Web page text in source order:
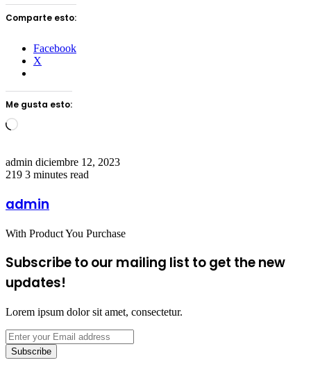
Comparte esto:
Facebook
X
Me gusta esto:
Loading…
admin Send
an
diciembre 12, 2023
219 3 minutes read
admin
With Product You Purchase
Subscribe to our mailing list to get the new
updates!
Lorem ipsum dolor sit amet, consectetur.
Enter
your
Email